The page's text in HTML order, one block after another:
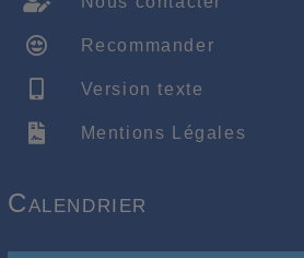
Recommander
Version texte
Mentions Légales
Calendrier